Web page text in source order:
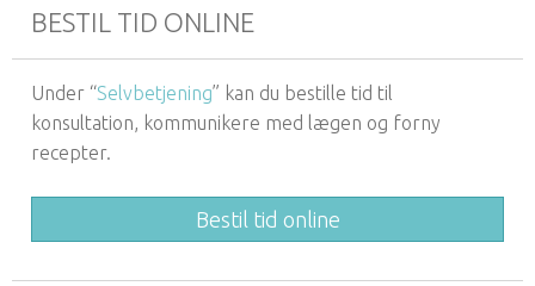
BESTIL TID ONLINE
Under “Selvbetjening” kan du bestille tid til
konsultation, kommunikere med lægen og forny
recepter.
Bestil tid online